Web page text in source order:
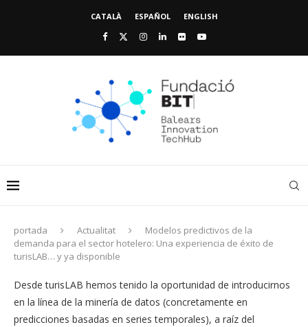
CATALÀ ESPAÑOL ENGLISH
portada Actualitat
Modelos predictivos de la
demanda para el sector hotelero: Una experiencia de éxito de
turisLAB… y ya disponible
Desde turisLAB hemos tenido la oportunidad de introducirnos
en la línea de la minería de datos (concretamente en
predicciones basadas en series temporales), a raíz del